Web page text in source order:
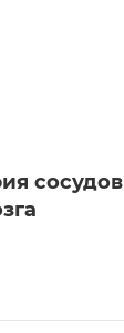
сосудов